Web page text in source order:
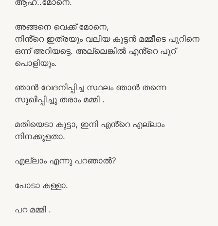
ആഹ്..മോനെ.
അങ്ങനെ വെക്ക് മോനെ,
നിൻ്റെ ഇത്രയും വലിയ കുട്ടൻ മമ്മീടെ പൂറിനെ
ഒന്ന് അറിയട്ടെ. അല്ലെങ്കിൽ എൻ്റെ പൂറ്
പൊളിയും.
ഞാൻ വേദനിപ്പിച്ച സ്ഥലം ഞാൻ തന്നെ
സുഖിപ്പിച്ചു തരാം മമ്മി .
മതിയെടാ കുട്ടാ, ഇനി എൻ്റെ എല്ലാം
നിനക്കുളതാ.
എല്ലാം എന്നു പറഞാൽ?
പോടാ കള്ളാ.
പറ മമ്മി .